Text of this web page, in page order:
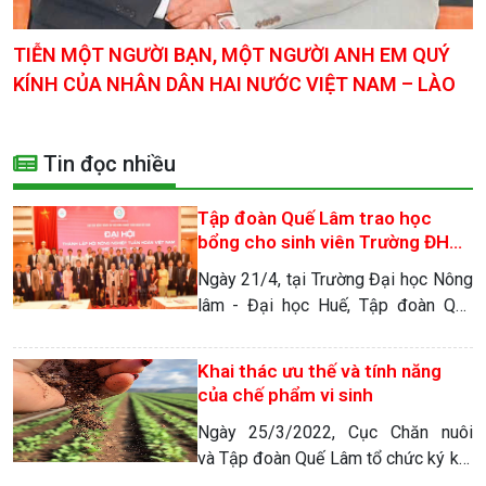
TIỄN MỘT NGƯỜI BẠN, MỘT NGƯỜI ANH EM QUÝ
KÍNH CỦA NHÂN DÂN HAI NƯỚC VIỆT NAM – LÀO
Tin đọc nhiều
Tập đoàn Quế Lâm trao học
bổng cho sinh viên Trường ĐH
Nông lâm – Đại học Huế
Ngày 21/4, tại Trường Đại học Nông
lâm - Đại học Huế, Tập đoàn Quế
chức tọa đàm về nông nghiệp hữu
cơ, kinh tế nông nghiệp tuần hoàn
Khai thác ưu thế và tính năng
của chế phẩm vi sinh
Ngày 25/3/2022, Cục Chăn nuôi
và Tập đoàn Quế Lâm tổ chức ký kết